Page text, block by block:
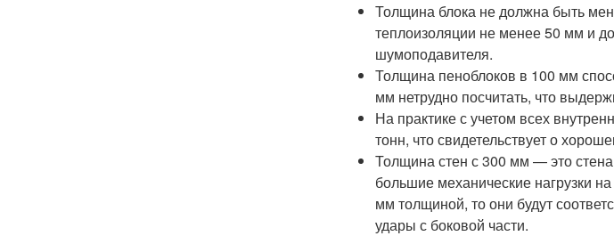
Толщина блока не должна быть
теплоизоляции не менее 50 мм и
шумоподавителя.
Толщина пеноблоков в 100 мм
мм нетрудно посчитать, что
На практике с учетом всех
тонн, что свидетельствует о
Толщина стен с 300 мм — это
большие механические нагрузки
мм толщиной, то они будут
удары с боковой части.